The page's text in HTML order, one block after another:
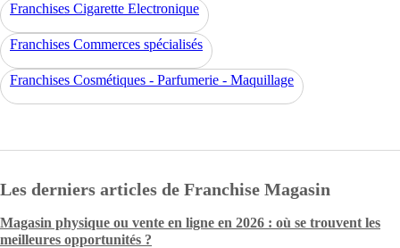
Franchises Cigarette Electronique
Franchises Commerces spécialisés
Franchises Cosmétiques - Parfumerie - Maquillage
Les derniers articles de Franchise Magasin
Magasin physique ou vente en ligne en 2026 : où se trouvent les
meilleures opportunités ?